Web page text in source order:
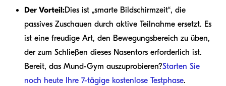
Der Vorteil:Dies ist „smarte Bildschirmzeit“, die
passives Zuschauen durch aktive Teilnahme ersetzt. Es
ist eine freudige Art, den Bewegungsbereich zu üben,
der zum Schließen dieses Nasentors erforderlich ist.
Bereit, das Mund-Gym auszuprobieren?Starten Sie
noch heute Ihre 7-tägige kostenlose Testphase.